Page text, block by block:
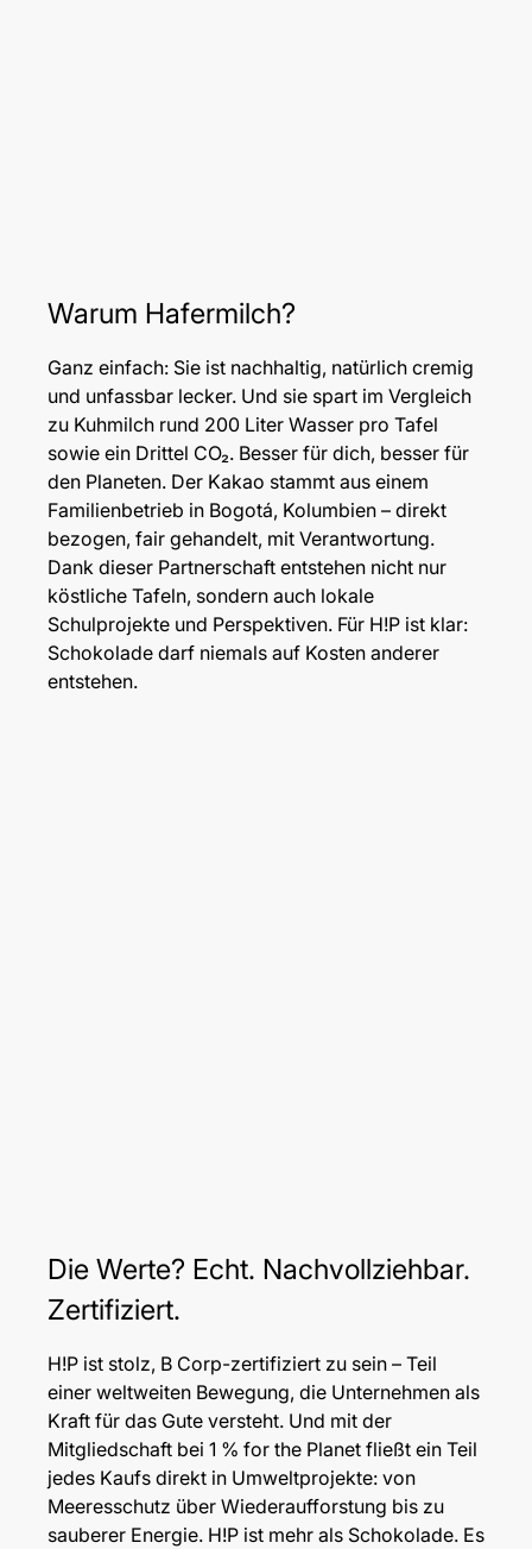
Warum Hafermilch?
Ganz einfach: Sie ist nachhaltig, natürlich cremig
und unfassbar lecker. Und sie spart im Vergleich
zu Kuhmilch rund 200 Liter Wasser pro Tafel
sowie ein Drittel CO₂. Besser für dich, besser für
den Planeten. Der Kakao stammt aus einem
Familienbetrieb in Bogotá, Kolumbien – direkt
bezogen, fair gehandelt, mit Verantwortung.
Dank dieser Partnerschaft entstehen nicht nur
köstliche Tafeln, sondern auch lokale
Schulprojekte und Perspektiven. Für H!P ist klar:
Schokolade darf niemals auf Kosten anderer
entstehen.
Die Werte? Echt. Nachvollziehbar.
Zertifiziert.
H!P ist stolz, B Corp-zertifiziert zu sein – Teil
einer weltweiten Bewegung, die Unternehmen als
Kraft für das Gute versteht. Und mit der
Mitgliedschaft bei 1 % for the Planet fließt ein Teil
jedes Kaufs direkt in Umweltprojekte: von
Meeresschutz über Wiederaufforstung bis zu
sauberer Energie. H!P ist mehr als Schokolade. Es